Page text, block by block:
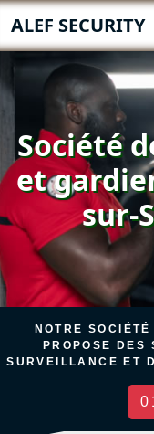
ALEF SECURITY
Société
et
sur-
NOTRE
PROPOSE DES
SURVEILLANCE ET